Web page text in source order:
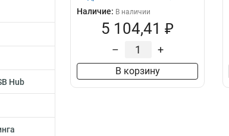
Hub
Наличие: В наличии
5 104,41 ₽
– +
В корзину